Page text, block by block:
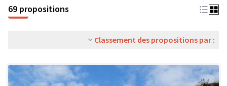
69 propositions
Classement des propositions par :